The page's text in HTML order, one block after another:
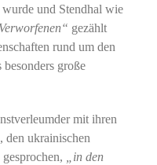
und Stendhal wie
gezählt
rund um den
große
mit ihren
, den ukrainischen
gesprochen,
„in den